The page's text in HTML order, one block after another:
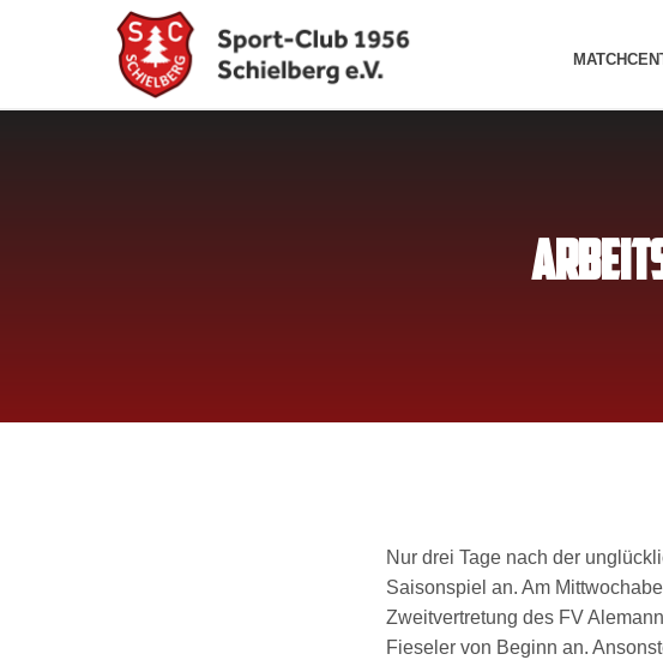
Nur drei Tage nach der
Saisonspiel an. Am
Zweitvertretung des FV
Fieseler von Beginn an.